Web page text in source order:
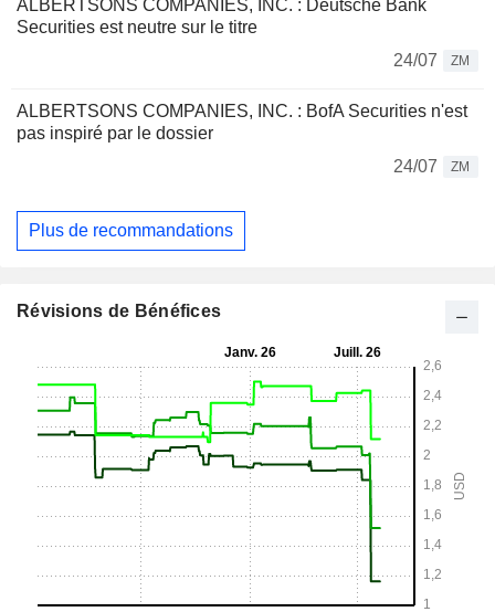
ALBERTSONS COMPANIES, INC. : Deutsche Bank
Securities est neutre sur le titre
24/07
ZM
ALBERTSONS COMPANIES, INC. : BofA Securities n'est
pas inspiré par le dossier
24/07
ZM
Plus de recommandations
Révisions de Bénéfices